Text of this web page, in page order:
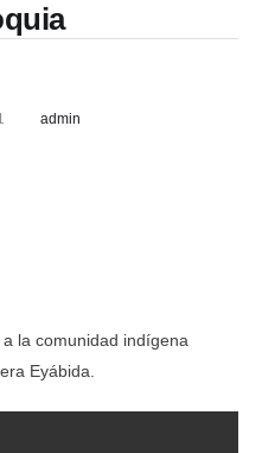
admin
la comunidad indígena
Eyábida.